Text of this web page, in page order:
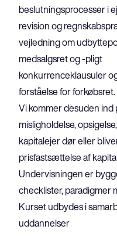
beslutningsprocesser i
revision og
vejledning om
medsalgsret og -pligt
konkurrenceklausuler
forståelse for forkøbsret.
Vi kommer desuden ind
misligholdelse,
kapitalejer dør eller
prisfastsættelse af
Undervisningen er
checklister, paradigmer
Kurset udbydes i
uddannelser